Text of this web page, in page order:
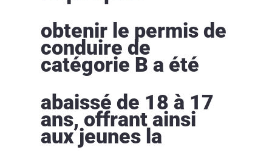
obtenir le permis de
conduire de
catégorie B a été
abaissé de 18 à 17
ans, offrant ainsi
aux jeunes la